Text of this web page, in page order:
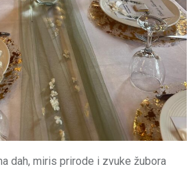
dah, miris prirode i zvuke žubora